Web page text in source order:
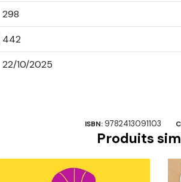
298
442
22/10/2025
ISBN: 9782413091103
Produits